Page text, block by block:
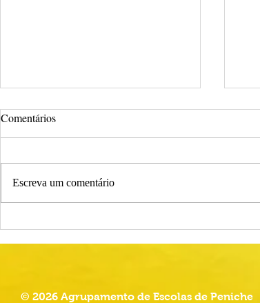
Comum para Técnico Superior -
Comentários
Escreva um comentário
© 2026 Agrupamento de Escolas de Peniche